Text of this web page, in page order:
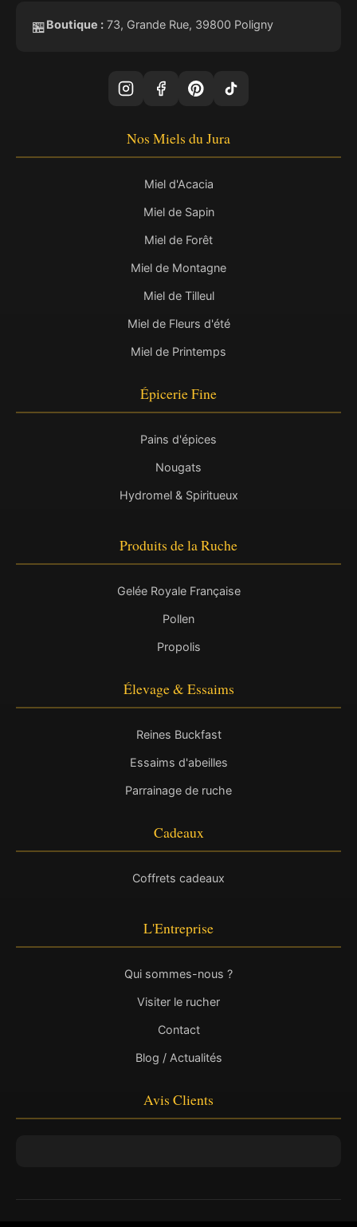
🏪Boutique : 73, Grande Rue, 39800 Poligny
Nos Miels du Jura
Miel d'Acacia
Miel de Sapin
Miel de Forêt
Miel de Montagne
Miel de Tilleul
Miel de Fleurs d'été
Miel de Printemps
Épicerie Fine
Pains d'épices
Nougats
Hydromel & Spiritueux
Produits de la Ruche
Gelée Royale Française
Pollen
Propolis
Élevage & Essaims
Reines Buckfast
Essaims d'abeilles
Parrainage de ruche
Cadeaux
Coffrets cadeaux
L'Entreprise
Qui sommes-nous ?
Visiter le rucher
Contact
Blog / Actualités
Avis Clients